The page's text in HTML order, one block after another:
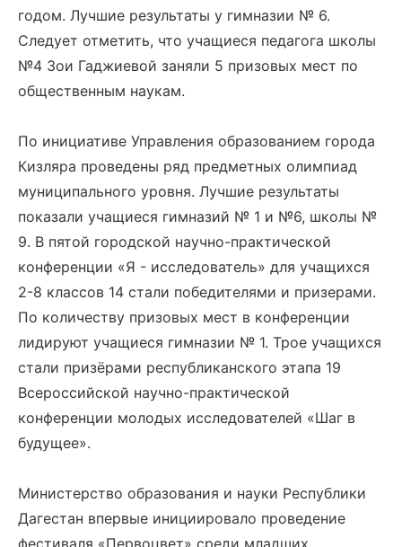
годом. Лучшие результаты у гимназии № 6.
Следует отметить, что учащиеся педагога школы
№4 Зои Гаджиевой заняли 5 призовых мест по
общественным наукам.
По инициативе Управления образованием города
Кизляра проведены ряд предметных олимпиад
муниципального уровня. Лучшие результаты
показали учащиеся гимназий № 1 и №6, школы №
9. В пятой городской научно-практической
конференции «Я - исследователь» для учащихся
2-8 классов 14 стали победителями и призерами.
По количеству призовых мест в конференции
лидируют учащиеся гимназии № 1. Трое учащихся
стали призёрами республиканского этапа 19
Всероссийской научно-практической
конференции молодых исследователей «Шаг в
будущее».
Министерство образования и науки Республики
Дагестан впервые инициировало проведение
фестиваля «Первоцвет» среди младших